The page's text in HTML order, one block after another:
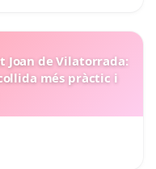
Joan de Vilatorrada:
més pràctic i